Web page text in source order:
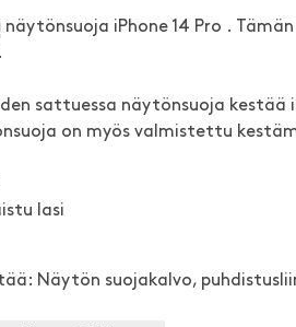
näytönsuoja iPhone 14 Pro .
sattuessa näytönsuoja kestää
on myös valmistettu
lasi
Näytön suojakalvo,